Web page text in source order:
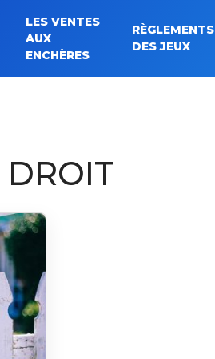
LES VENTES
AUX
ENCHÈRES
RÈGLEMENTS
DES JEUX
DROIT